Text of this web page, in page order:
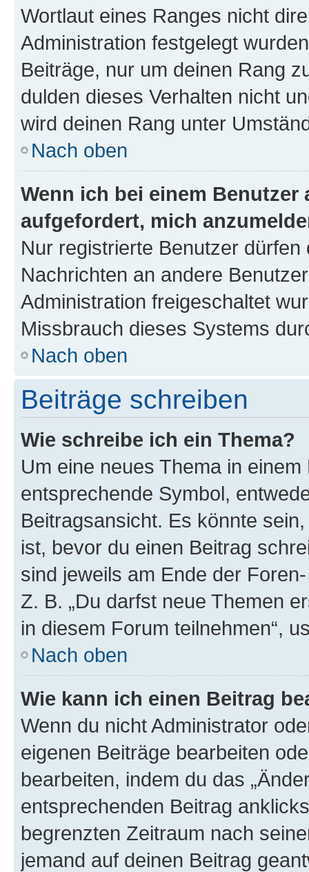
Wortlaut eines Ranges nicht
Administration festgelegt
Beiträge, nur um deinen Rang
dulden dieses Verhalten nicht
wird deinen Rang unter
Nach oben
Wenn ich bei einem
aufgefordert, mich
Nur registrierte Benutzer
Nachrichten an andere
Administration freigeschaltet
Missbrauch dieses Systems
Nach oben
Beiträge schreiben
Wie schreibe ich ein Thema?
Um eine neues Thema in
entsprechende Symbol,
Beitragsansicht. Es könnte
ist, bevor du einen Beitrag
sind jeweils am Ende der
Z. B. „Du darfst neue Themen
in diesem Forum teilnehmen“,
Nach oben
Wie kann ich einen Beitrag
Wenn du nicht Administrator
eigenen Beiträge bearbeiten
bearbeiten, indem du das
entsprechenden Beitrag
begrenzten Zeitraum nach
jemand auf deinen Beitrag